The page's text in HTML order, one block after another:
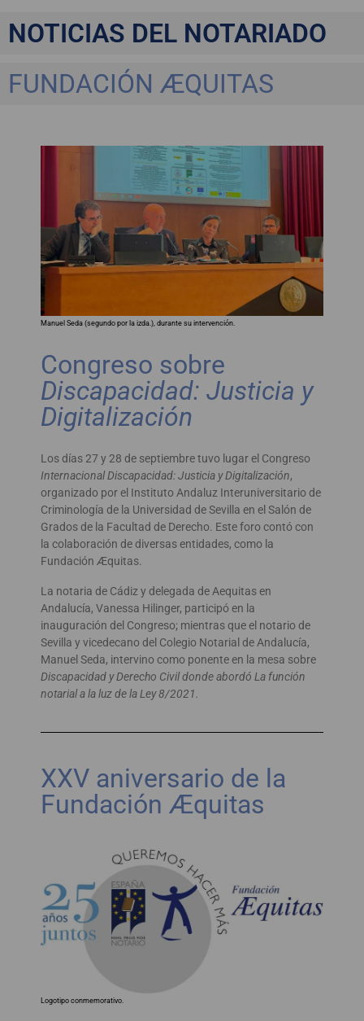
NOTICIAS DEL NOTARIADO
FUNDACIÓN ÆQUITAS
Manuel Seda (segundo por la izda.), durante su intervención.
Congreso sobre
Discapacidad: Justicia y
Digitalización
Los días 27 y 28 de septiembre tuvo lugar el Congreso
Internacional Discapacidad: Justicia y Digitalización,
organizado por el Instituto Andaluz Interuniversitario de
Criminología de la Universidad de Sevilla en el Salón de
Grados de la Facultad de Derecho. Este foro contó con
la colaboración de diversas entidades, como la
Fundación Æquitas.
La notaria de Cádiz y delegada de Aequitas en
Andalucía, Vanessa Hilinger, participó en la
inauguración del Congreso; mientras que el notario de
Sevilla y vicedecano del Colegio Notarial de Andalucía,
Manuel Seda, intervino como ponente en la mesa sobre
Discapacidad y Derecho Civil donde abordó La función
notarial a la luz de la Ley 8/2021.
XXV aniversario de la
Fundación Æquitas
Logotipo conmemorativo.